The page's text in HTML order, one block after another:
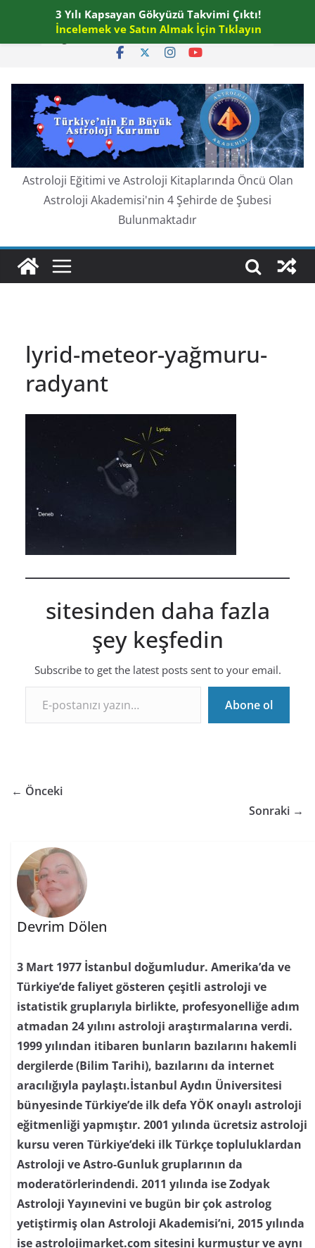
content
Pazar, Ağustos 9, 2026
Astroloji Eğitimi ve Astroloji Kitaplarında Öncü Olan
Astroloji Akademisi'nin 4 Şehirde de Şubesi
Bulunmaktadır
lyrid-meteor-yağmuru-
radyant
sitesinden daha fazla
şey keşfedin
Subscribe to get the latest posts sent to your email.
E-postanızı yazın…
Abone ol
← Önceki
Sonraki →
Devrim Dölen
3 Mart 1977 İstanbul doğumludur. Amerika’da ve
Türkiye’de faliyet gösteren çeşitli astroloji ve
istatistik gruplarıyla birlikte, profesyonelliğe adım
atmadan 24 yılını astroloji araştırmalarına verdi.
1999 yılından itibaren bunların bazılarını hakemli
dergilerde (Bilim Tarihi), bazılarını da internet
aracılığıyla paylaştı.İstanbul Aydın Üniversitesi
bünyesinde Türkiye’de ilk defa YÖK onaylı astroloji
eğitmenliği yapmıştır. 2001 yılında ücretsiz astroloji
kursu veren Türkiye’deki ilk Türkçe topluluklardan
Astroloji ve Astro-Gunluk gruplarının da
moderatörlerindendi. 2011 yılında ise Zodyak
Astroloji Yayınevini ve bugün bir çok astrolog
yetiştirmiş olan Astroloji Akademisi’ni, 2015 yılında
ise astrolojimarket.com sitesini kurmuştur ve aynı
3 Yılı Kapsayan Gökyüzü Takvimi Çıktı!
İncelemek ve Satın Almak İçin Tıklayın